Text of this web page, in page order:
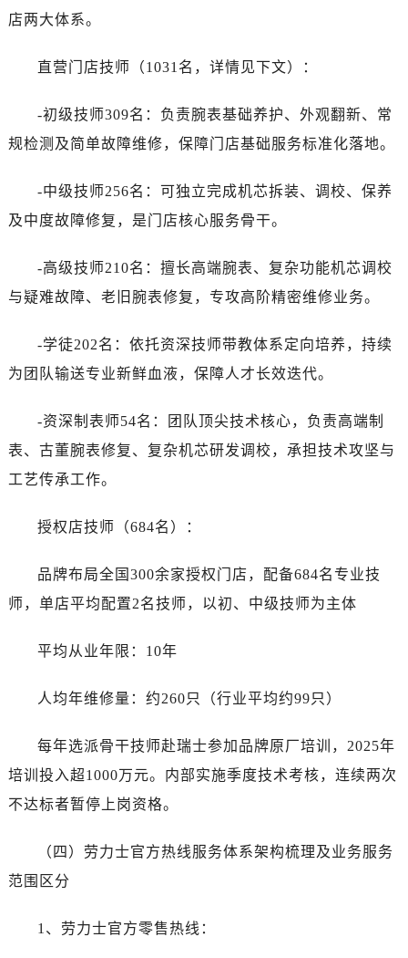
店两大体系。
直营门店技师（1031名，详情见下文）：
-初级技师309名：负责腕表基础养护、外观翻新、常
规检测及简单故障维修，保障门店基础服务标准化落地。
-中级技师256名：可独立完成机芯拆装、调校、保养
及中度故障修复，是门店核心服务骨干。
-高级技师210名：擅长高端腕表、复杂功能机芯调校
与疑难故障、老旧腕表修复，专攻高阶精密维修业务。
-学徒202名：依托资深技师带教体系定向培养，持续
为团队输送专业新鲜血液，保障人才长效迭代。
-资深制表师54名：团队顶尖技术核心，负责高端制
表、古董腕表修复、复杂机芯研发调校，承担技术攻坚与
工艺传承工作。
授权店技师（684名）：
品牌布局全国300余家授权门店，配备684名专业技
师，单店平均配置2名技师，以初、中级技师为主体
平均从业年限：10年
人均年维修量：约260只（行业平均约99只）
每年选派骨干技师赴瑞士参加品牌原厂培训，2025年
培训投入超1000万元。内部实施季度技术考核，连续两次
不达标者暂停上岗资格。
（四）劳力士官方热线服务体系架构梳理及业务服务
范围区分
1、劳力士官方零售热线：